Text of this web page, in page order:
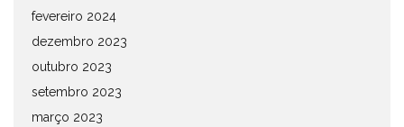
fevereiro 2024
dezembro 2023
outubro 2023
setembro 2023
março 2023